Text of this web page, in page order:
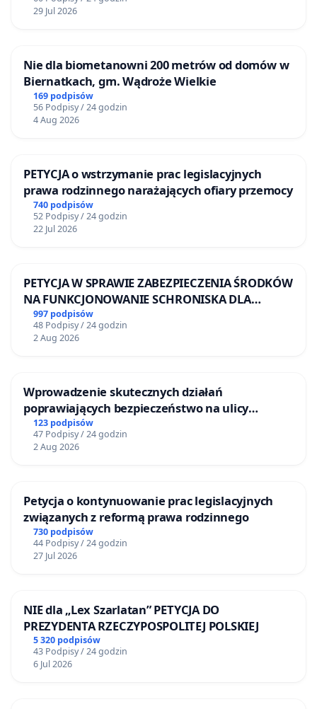
29 Jul 2026
Nie dla biometanowni 200 metrów od domów w
Biernatkach, gm. Wądroże Wielkie
169 podpisów
56 Podpisy / 24 godzin
4 Aug 2026
PETYCJA o wstrzymanie prac legislacyjnych
prawa rodzinnego narażających ofiary przemocy
740 podpisów
52 Podpisy / 24 godzin
22 Jul 2026
PETYCJA W SPRAWIE ZABEZPIECZENIA ŚRODKÓW
NA FUNKCJONOWANIE SCHRONISKA DLA
BEZDOMNYCH ZWIERZĄT W SKARYSZEWIE
997 podpisów
48 Podpisy / 24 godzin
2 Aug 2026
Wprowadzenie skutecznych działań
poprawiających bezpieczeństwo na ulicy
Żeromskiego w Otwocku
123 podpisów
47 Podpisy / 24 godzin
2 Aug 2026
Petycja o kontynuowanie prac legislacyjnych
związanych z reformą prawa rodzinnego
730 podpisów
44 Podpisy / 24 godzin
27 Jul 2026
NIE dla „Lex Szarlatan” PETYCJA DO
PREZYDENTA RZECZYPOSPOLITEJ POLSKIEJ
5 320 podpisów
43 Podpisy / 24 godzin
6 Jul 2026